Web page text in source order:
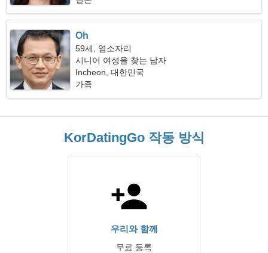
Oh
59세, 염소자리
시니어 여성을 찾는 남자
Incheon, 대한민국
가족
KorDatingGo 작동 방식
우리와 함께
무료 등록